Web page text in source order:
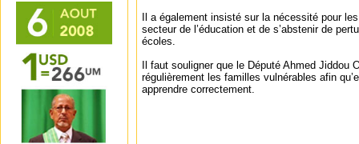
Il a également insisté sur la nécessité pour
secteur de l’éducation et de s’abstenir de
écoles.
Il faut souligner que le Député Ahmed Jiddou
régulièrement les familles vulnérables afin
apprendre correctement.